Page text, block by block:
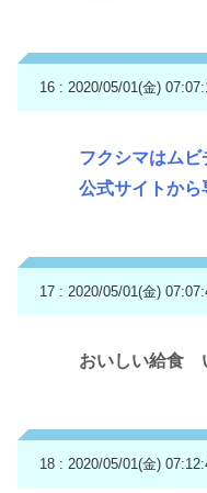
16 : 2020/05/01(金)
フクシマはム
公式サイトから
17 : 2020/05/01(金)
おいしい給食
18 : 2020/05/01(金)